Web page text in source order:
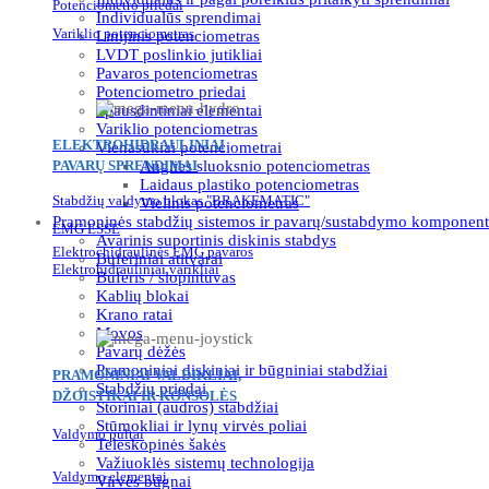
Individualūs sprendimai
Linijinis potenciometras
LVDT poslinkio jutikliai
Pavaros potenciometras
Potenciometro priedai
Spausdintiniai elementai
Variklio potenciometras
Vienasūkiai potenciometrai
Anglies sluoksnio potenciometras
Laidaus plastiko potenciometras
Vielinis potenciometras
Pramoninės stabdžių sistemos ir pavarų/sustabdymo
Avarinis suportinis diskinis stabdys
Buferiniai atitvarai
Buferis / slopintuvas
Kablių blokai
Krano ratai
Movos
Pavarų dėžės
Pramoniniai diskiniai ir būgniniai stabdžiai
Stabdžių priedai
Storiniai (audros) stabdžiai
Stūmokliai ir lynų virvės poliai
Teleskopinės šakės
Važiuoklės sistemų technologija
Virvės būgnai
Potenciometro priedai
Variklio potenciometras
ELEKTROHIDRAULINIAI
PAVARŲ SPRENDIMAI
Stabdžių valdymo blokas "BRAKEMATIC"
EMG ESSE
Elektrochidraulinės EMG pavaros
Elektrohidrauliniai varikliai
PRAMONINIAI VALDIKLIAI,
DŽOISTIKAI IR KONSOLĖS
Valdymo pultai
Valdymo elementai